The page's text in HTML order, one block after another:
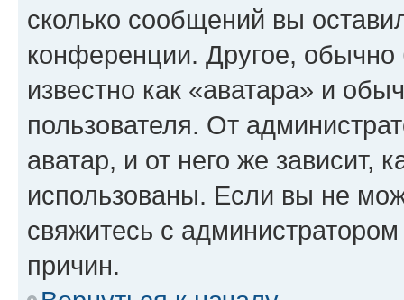
сколько сообщений вы
конференции. Другое,
известно как «аватара» и
пользователя. От
аватар, и от него же зависит,
использованы. Если вы не
свяжитесь с
причин.